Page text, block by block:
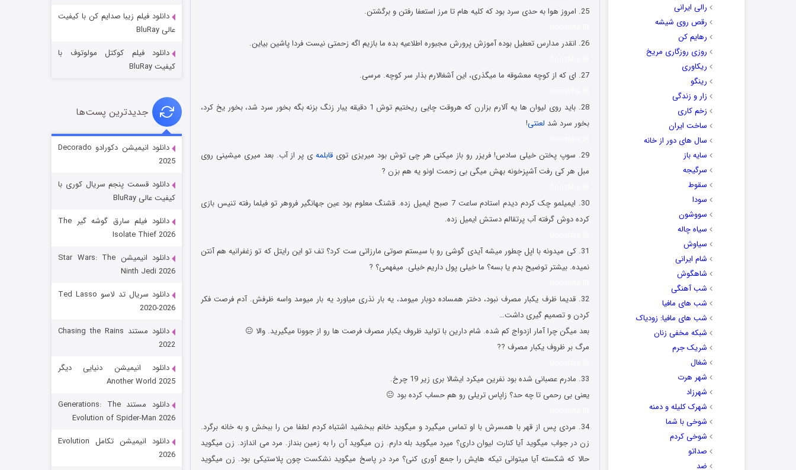
رالی ایرانی
رقص روی شیشه
رهایم کن
روزی روزگاری مریخ
ریکاوری
رینگو
زار و زندگی
زخم کاری
ساخت ایران
سال های دور از خانه
سایه باز
سرگیجه
سقوط
سودا
سووشون
سیاه چاله
سیاوش
شام ایرانی
شاهگوش
شب آهنگی
شب های مافیا
شب های مافیا: زودیاک
شبکه مخفی زنان
شریک جرم
شغال
شهر هرت
شهرزاد
شهرک کلیله و دمنه
شوخی با شما
شوخی کردم
صداتو
ضد
25. امروز هوا به حدی سرد بود که کلیه هام تا مرز استعفا رفتن و برگشتن.
26. انقدر مدارس تعطیل بوده آموزش پرورش مجبوره اطلاعیه بده ما بازیم اگه زحمتی نیست فردا پاشین بیاین.
27. ای که از کوچه معشوقه ما میگذری، این آشغالارم بذار سر کوچه. مرسی.
28. باید روی لیوان ها یه آلارم بزارن که هروقت چایی ریختیم توش 1 دقیقه یبار زنگ بزنه بگه بخور سرد شد، بخور یخ کرد،
بخور سرد شد لعنتی!
29. سوپ پختن خیلی سادس! فریزر رو باز میکنی هر چی توش بود میریزی توی
قابلمهی پر از آب. بعد میری میشینی روی
مبل هر کی رفت آشپزخونه بهش میگی بی زحمت اونو یه هم بزن ?
30. ایمیلمو چک کردم دیدم استادم ساعت 7 صبح ایمیل زده. قشنگ معلوم بود عین جهانگیر فروهر تو فیلما رفته تنیس بازى
کرده دوش گرفته آب پرتقالم دستش ایمیل زده.
31. کی میدونه با اپل چطور میشه آیدی گوشی رو با سیستم صوتی مارزاتی ست کرد؟ تف تو این رایتل که تو زغفرانیه هم آنتن
نمیده. بیشتر توضیح بدم یا بسه؟ ما خیلی پول داریم خیلی. میفهمی؟ ?
32. قدیما ظرف یکبار مصرف نبود، دختر همساده دوبار میومد، یه بار نذری میاورد یه بار میومد واسه ظرفش. آدم فرصت فکر
کردن و تصمیم گیری داشت…
بعد میگن چرا آمار ازدواج کم شده. شام دارین با تولید ظروف یکبار مصرف فرصت ها رو از جوونا میگیرید. والا 😐
مرگ بر ظروف یکبار مصرف ??
33. مادرم عصبانی شده بود نفرین میکرد ایشالا بری زیر 19 چرخ.
یعنی بی رحمی تا چه حد؟ زاپاس تریلی رو هم حساب کرده بود 😐
34. مردی پس از قهر با همسرش با او تماس میگیرد و میگوید خانم ببخشید اشتباه کردم لطفا من را ببخش و به خانه برگرد.
زن در جواب میگوید آیا کنارت لیوان داری؟ میرد میگوید بله دارم. زن میگوید آن را به زمین بنداز. مرد می اندازد. زن میگوید
حالا که شکسته آیا میتوانی تیکه هایش را جمع آوری کنی؟ مرد در پاسخ میگوید نشکست چون پلاستیکی بود. زن میگوید
جادوگری در مغولستان
قسمت ۶ (زیرنویس)
رویایی برای تو
قسمت
دانلود فیلم زیبا صدایم کن با کیفیت
عالی BluRay
دانلود فیلم کوکتل مولوتوف با
کیفیت BluRay
جدیدترین پست‌ها
دانلود انیمیشن دکورادو Decorado
2025
دانلود قسمت پنجم سریال کوری با
کیفیت عالی BluRay
دانلود فیلم سارق گوشه گیر The
Isolate Thief 2026
دانلود انیمیشن Star Wars: The
Ninth Jedi 2026
دانلود سریال تد لاسو Ted Lasso
2020-2026
دانلود مستند Chasing the Rains
2022
دانلود انیمیشن دنیایی دیگر
Another World 2025
دانلود مستند Generations: The
Evolution of Spider-Man 2026
دانلود انیمیشن تکامل Evolution
2026